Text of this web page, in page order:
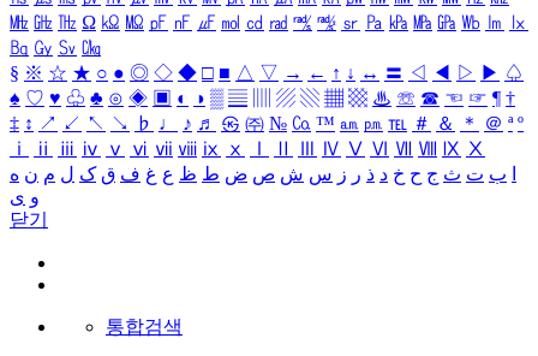
㎒ ㎓ ㎔ Ω ㏀ ㏁ ㎊ ㎋ ㎌ ㏖ ㏅ ㎭ ㎮ ㎯ ㏛ ㎩ ㎪ ㎫ ㎬ ㏝ ㏐
㏓
㏃ ㏉ ㏜ ㏆
§ ※ ☆ ★ ○ ● ◎ ◇ ◆ □ ■ △ ▽ → ← ↑ ↓ ↔ 〓 ◁ ◀ ▷ ▶ ♤
♠ ♡ ♥ ♧ ♣ ⊙ ◈ ▣ ◐ ◑ ▒ ▤ ▨ ▧ ▦ ▩ ♨ ☏ ☎ ☜ ☞ ¶ †
‡ ↕ ↗ ↙ ↖ ↘ ♭ ♩ ♪ ♬ ㉿ ㈜ № ㏇ ™ ㏂ ㏘ ℡ ＃ ＆ ＊ ＠ ª º
ⅰ
ⅱ ⅲ ⅳ ⅴ ⅵ ⅶ ⅷ ⅸ ⅹ Ⅳ Ⅴ Ⅵ Ⅶ Ⅷ Ⅸ Ⅹ
ب ت ث ج ح خ د ذ ر ز س ش ص ض ط ظ ع غ ف ق ک ل م ن ه
و ی
닫기
통합검색